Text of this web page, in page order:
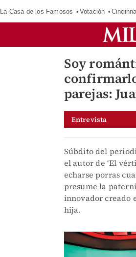
La Casa de los Famosos Votación
Soy
parejas:
Entrevista
Súbdito del
el autor de ‘El
echarse porras
presume la
innovador creado
hija.